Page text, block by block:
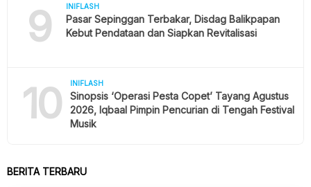
9 INIFLASH
Pasar Sepinggan Terbakar, Disdag Balikpapan
Kebut Pendataan dan Siapkan Revitalisasi
10 INIFLASH
Sinopsis ‘Operasi Pesta Copet’ Tayang Agustus
2026, Iqbaal Pimpin Pencurian di Tengah Festival
Musik
BERITA TERBARU